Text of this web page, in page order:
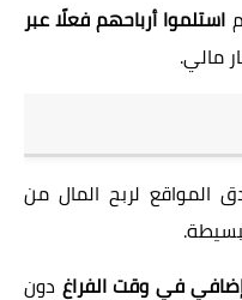
استلموا أرباحهم فعلًا عبر
مالي.
المواقع لربح المال من
في وقت الفراغ دون